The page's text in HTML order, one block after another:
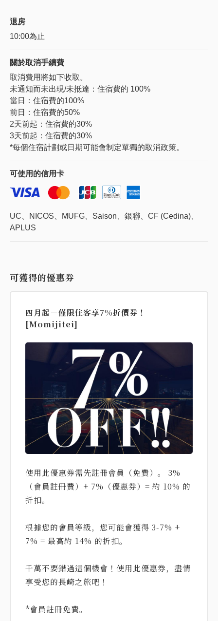
退房
10:00為止
關於取消手續費
取消費用將如下收取。
未通知而未出現/未抵達：住宿費的 100%
當日：住宿費的100%
前日：住宿費的50%
2天前起：住宿費的30%
3天前起：住宿費的30%
*每個住宿計劃或日期可能會制定單獨的取消政策。
可使用的信用卡
UC、NICOS、MUFG、Saison、銀聯、CF (Cedina)、
APLUS
可獲得的優惠券
四月起－僅限住客享7%折價券！
[Momijitei]
使用此優惠券需先註冊會員（免費）。 3%
（會員註冊費）+ 7%（優惠券）= 約 10% 的
折扣。
根據您的會員等級，您可能會獲得 3-7% +
7% = 最高約 14% 的折扣。
千萬不要錯過這個機會！使用此優惠券，盡情
享受您的長崎之旅吧！
*會員註冊免費。